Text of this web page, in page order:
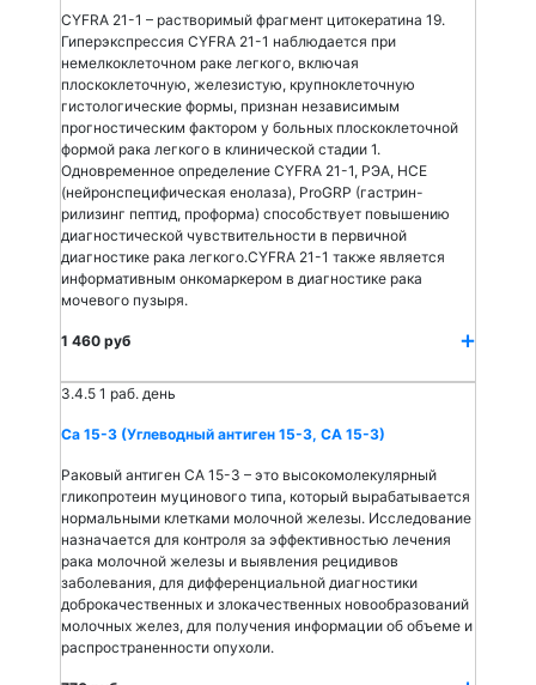
CYFRA 21-1 – растворимый фрагмент цитокератина 19.
Гиперэкспрессия CYFRA 21-1 наблюдается при
немелкоклеточном раке легкого, включая
плоскоклеточную, железистую, крупноклеточную
гистологические формы, признан независимым
прогностическим фактором у больных плоскоклеточной
формой рака легкого в клинической стадии 1.
Одновременное определение CYFRA 21-1, РЭА, НСЕ
(нейронспецифическая енолаза), ProGRP (гастрин-
рилизинг пептид, проформа) способствует повышению
диагностической чувствительности в первичной
диагностике рака легкого.CYFRA 21-1 также является
информативным онкомаркером в диагностике рака
мочевого пузыря.
1 460 руб
3.4.5 1 раб. день
Са 15-3 (Углеводный антиген 15-3, СА 15-3)
Раковый антиген СА 15-3 – это высокомолекулярный
гликопротеин муцинового типа, который вырабатывается
нормальными клетками молочной железы. Исследование
назначается для контроля за эффективностью лечения
рака молочной железы и выявления рецидивов
заболевания, для дифференциальной диагностики
доброкачественных и злокачественных новообразований
молочных желез, для получения информации об объеме и
распространенности опухоли.